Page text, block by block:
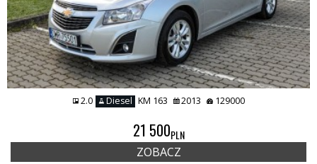
2.0 Diesel KM 163 2013 129000
21 500PLN
ZOBACZ